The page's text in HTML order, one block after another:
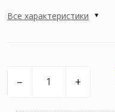
Все характеристики
– +